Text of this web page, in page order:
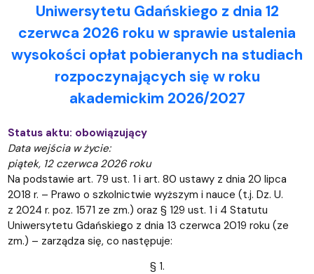
Uniwersytetu Gdańskiego z dnia 12
czerwca 2026 roku w sprawie ustalenia
wysokości opłat pobieranych na studiach
rozpoczynających się w roku
akademickim 2026/2027
Status aktu: obowiązujący
Data wejścia w życie:
piątek, 12 czerwca 2026 roku
Na podstawie art. 79 ust. 1 i art. 80 ustawy z dnia 20 lipca
2018 r. – Prawo o szkolnictwie wyższym i nauce (t.j. Dz. U.
z 2024 r. poz. 1571 ze zm.) oraz § 129 ust. 1 i 4 Statutu
Uniwersytetu Gdańskiego z dnia 13 czerwca 2019 roku (ze
zm.) – zarządza się, co następuje:
§ 1.